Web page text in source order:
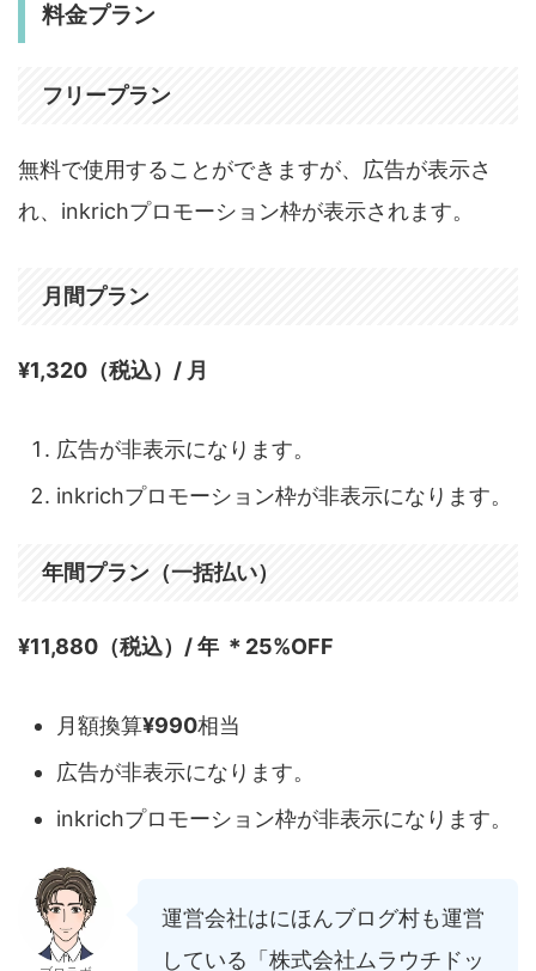
料金プラン
フリープラン
無料で使用することができますが、広告が表示さ
れ、inkrichプロモーション枠が表示されます。
月間プラン
¥1,320（税込）/ 月
広告が非表示になります。
inkrichプロモーション枠が非表示になります。
年間プラン（一括払い）
¥11,880（税込）/ 年 ＊25%OFF
月額換算¥990相当
広告が非表示になります。
inkrichプロモーション枠が非表示になります。
運営会社はにほんブログ村も運営
している「株式会社ムラウチドッ